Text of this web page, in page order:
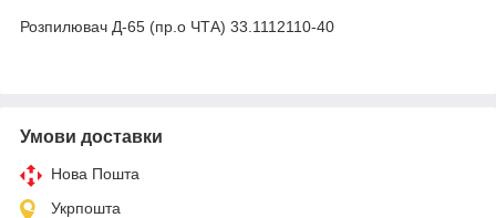
Розпилювач Д-65 (пр.о ЧТА) 33.1112110-40
Умови доставки
Нова Пошта
Укрпошта